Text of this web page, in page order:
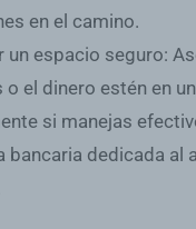
en el camino.
un espacio seguro:
o el dinero estén en
si manejas
bancaria dedicada al